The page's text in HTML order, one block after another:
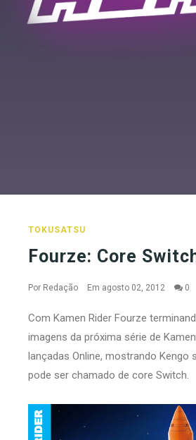
TOKUSATSU
Fourze: Core
Por Redação Em agosto 02, 2012 0
Com Kamen Rider Fourze
imagens da próxima série de
lançadas Online, mostrando Kengo
pode ser chamado de core Switch.